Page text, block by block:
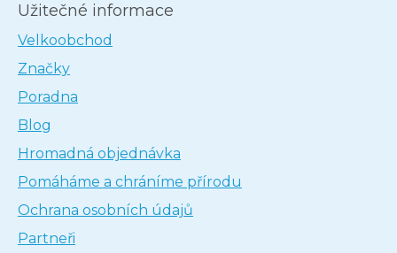
Užitečné informace
Velkoobchod
Značky
Poradna
Blog
Hromadná objednávka
Pomáháme a chráníme přírodu
Ochrana osobních údajů
Partneři